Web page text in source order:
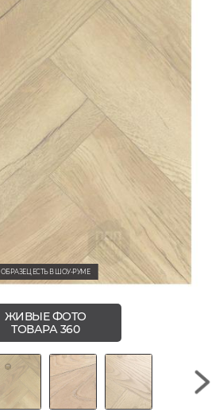
ОБРАЗЕЦ ЕСТЬ В ШОУ-РУМЕ
ЖИВЫЕ ФОТО
ТОВАРА 360